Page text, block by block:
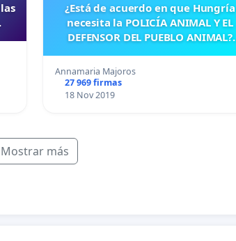
¿Está de acuerdo en que Hungría
necesita la POLICÍA ANIMAL Y EL
DEFENSOR DEL PUEBLO ANIMAL?
Annamaria Majoros
27 969 firmas
18 Nov 2019
Mostrar más